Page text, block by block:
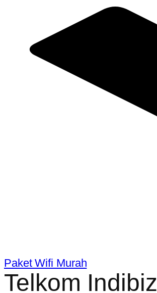
Paket Wifi Murah
Telkom Indibiz